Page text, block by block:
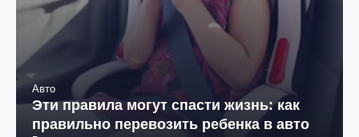
Авто
Эти правила могут спасти жизнь: как
правильно перевозить ребенка в авто